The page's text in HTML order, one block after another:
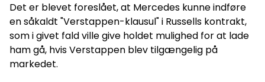
Det er blevet foreslået, at Mercedes kunne indføre
en såkaldt "Verstappen-klausul" i Russells kontrakt,
som i givet fald ville give holdet mulighed for at lade
ham gå, hvis Verstappen blev tilgængelig på
markedet.